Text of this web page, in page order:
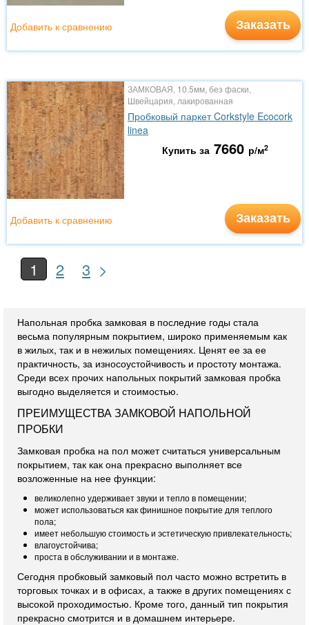
Заказать
Добавить к сравнению
ЗАМКОВАЯ, 10.5мм, без фаски,
Швейцария, лакированная
Пробковый паркет Corkstyle Ecocork
linea
Купить за 7660 р/м2
Заказать
Добавить к сравнению
1 2 3 >
Напольная пробка замковая в последние годы стала
весьма популярным покрытием, широко применяемым как
в жилых, так и в нежилых помещениях. Ценят ее за ее
практичность, за износоустойчивость и простоту монтажа.
Среди всех прочих напольных покрытий замковая пробка
выгодно выделяется и стоимостью.
ПРЕИМУЩЕСТВА ЗАМКОВОЙ НАПОЛЬНОЙ
ПРОБКИ
Замковая пробка на пол может считаться универсальным
покрытием, так как она прекрасно выполняет все
возложенные на нее функции:
великолепно удерживает звуки и тепло в помещении;
может использоваться как финишное покрытие для теплого
пола;
имеет небольшую стоимость и эстетическую привлекательность;
влагоустойчива;
проста в обслуживании и в монтаже.
Сегодня пробковый замковый пол часто можно встретить в
торговых точках и в офисах, а также в других помещениях с
высокой проходимостью. Кроме того, данный тип покрытия
прекрасно смотрится и в домашнем интерьере.